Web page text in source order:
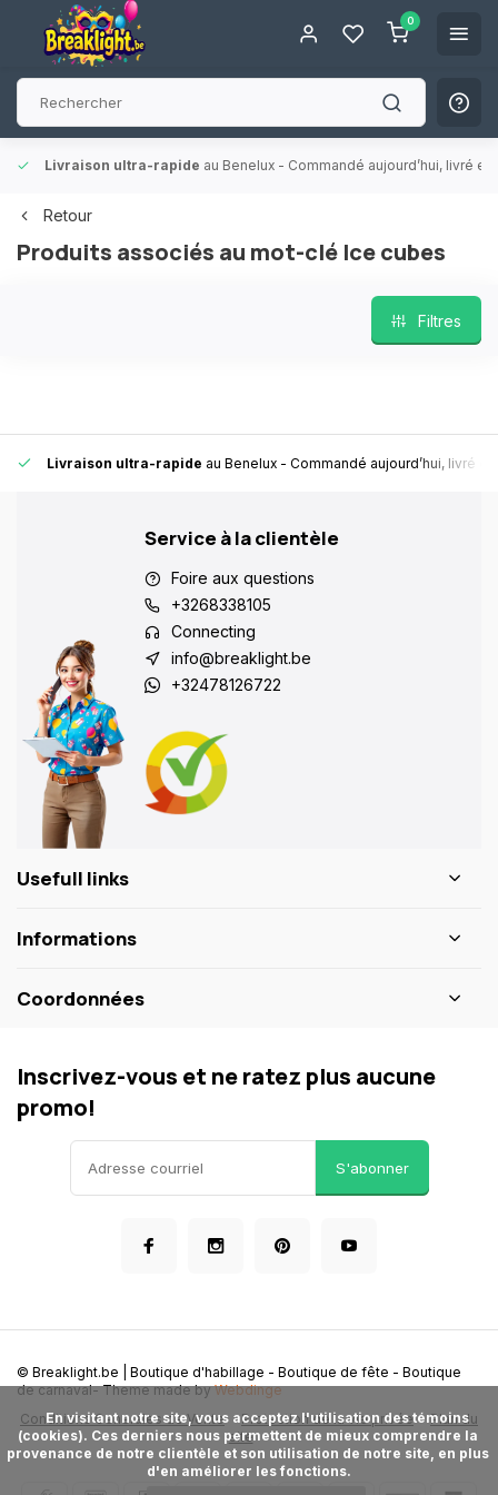
0
Livraison ultra-rapide au Benelux - Commandé aujourd’hui, livré
Retour
Produits associés au mot-clé Ice cubes
Filtres
Livraison ultra-rapide au Benelux - Commandé aujourd’hui, livré
Service à la clientèle
Foire aux questions
+3268338105
Connecting
info@breaklight.be
+32478126722
Usefull links
Informations
Coordonnées
Inscrivez-vous et ne ratez plus aucune
promo!
S'abonner
Conditions Generales de Vente Protection de la vie privée
Plan du
site
© Breaklight.be | Boutique d'habillage - Boutique de fête - Boutique
de carnaval- Theme made byWebdinge
      En visitant notre site, vous acceptez l'utilisation des témoins
(cookies). Ces derniers nous permettent de mieux comprendre la
provenance de notre clientèle et son utilisation de notre site, en plus
d'en améliorer les fonctions.